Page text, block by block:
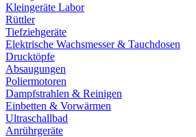
Kleingeräte Labor
Rüttler
Tiefziehgeräte
Elektrische Wachsmesser & Tauchdosen
Drucktöpfe
Absaugungen
Poliermotoren
Dampfstrahlen & Reinigen
Einbetten & Vorwärmen
Ultraschallbad
Anrührgeräte